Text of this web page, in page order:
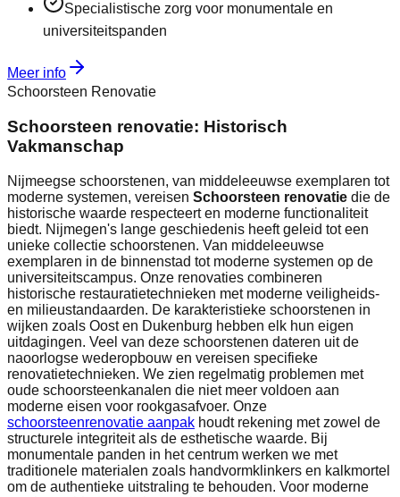
Specialistische zorg voor monumentale en
universiteitspanden
Meer info
Schoorsteen Renovatie
Schoorsteen renovatie: Historisch
Vakmanschap
Nijmeegse schoorstenen, van middeleeuwse exemplaren tot
moderne systemen, vereisen Schoorsteen renovatie die de
historische waarde respecteert en moderne functionaliteit
biedt. Nijmegen's lange geschiedenis heeft geleid tot een
unieke collectie schoorstenen. Van middeleeuwse
exemplaren in de binnenstad tot moderne systemen op de
universiteitscampus. Onze renovaties combineren
historische restauratietechnieken met moderne veiligheids-
en milieustandaarden. De karakteristieke schoorstenen in
wijken zoals Oost en Dukenburg hebben elk hun eigen
uitdagingen. Veel van deze schoorstenen dateren uit de
naoorlogse wederopbouw en vereisen specifieke
renovatietechnieken. We zien regelmatig problemen met
oude schoorsteenkanalen die niet meer voldoen aan
moderne eisen voor rookgasafvoer. Onze
schoorsteenrenovatie aanpak houdt rekening met zowel de
structurele integriteit als de esthetische waarde. Bij
monumentale panden in het centrum werken we met
traditionele materialen zoals handvormklinkers en kalkmortel
om de authentieke uitstraling te behouden. Voor moderne